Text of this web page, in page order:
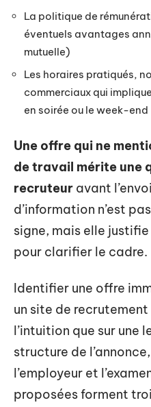
La politique de
éventuels avantages
mutuelle)
Les horaires pratiqués,
commerciaux qui
en soirée ou le week-end
Une offre qui ne
de travail mérite une
recruteur avant
d’information n’est
signe, mais elle
pour clarifier le cadre.
Identifier une offre
un site de
l’intuition que sur une
structure de
l’employeur et
proposées forment